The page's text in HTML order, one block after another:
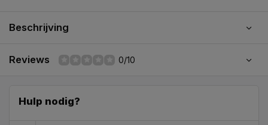
Beschrijving
Reviews 0/10
Hulp nodig?